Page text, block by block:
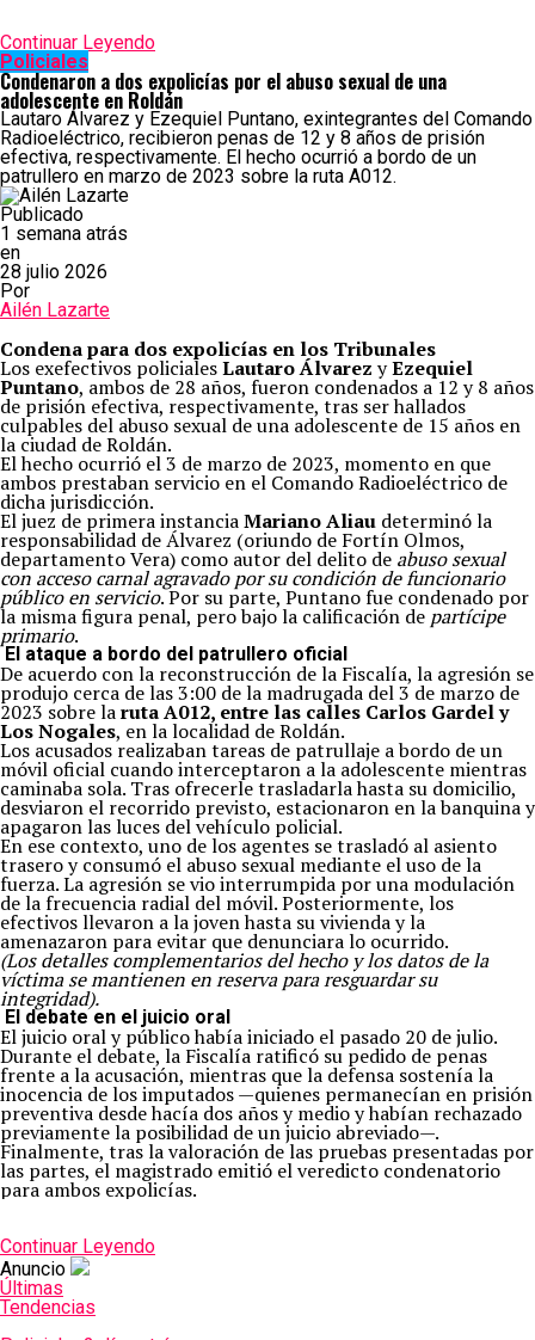
Continuar Leyendo
Policiales
Condenaron a dos expolicías por el abuso sexual de una
adolescente en Roldán
Lautaro Álvarez y Ezequiel Puntano, exintegrantes del Comando
Radioeléctrico, recibieron penas de 12 y 8 años de prisión
efectiva, respectivamente. El hecho ocurrió a bordo de un
patrullero en marzo de 2023 sobre la ruta A012.
Publicado
1 semana atrás
en
28 julio 2026
Por
Ailén Lazarte
Condena para dos expolicías en los Tribunales
Los exefectivos policialesLautaro Álvarez yEzequiel
Puntano, ambos de 28 años, fueron condenados a 12 y 8 años
de prisión efectiva, respectivamente, tras ser hallados
culpables del abuso sexual de una adolescente de 15 años en
la ciudad de Roldán.
El hecho ocurrió el 3 de marzo de 2023, momento en que
ambos prestaban servicio en el Comando Radioeléctrico de
dicha jurisdicción.
El juez de primera instanciaMariano Aliau determinó la
responsabilidad de Álvarez (oriundo de Fortín Olmos,
departamento Vera) como autor del delito de abuso sexual
con acceso carnal agravado por su condición de funcionario
público en servicio. Por su parte, Puntano fue condenado por
la misma figura penal, pero bajo la calificación de partícipe
primario.
El ataque a bordo del patrullero oficial
De acuerdo con la reconstrucción de la Fiscalía, la agresión se
produjo cerca de las 3:00 de la madrugada del 3 de marzo de
2023 sobre laruta A012, entre las calles Carlos Gardel y
Los Nogales, en la localidad de Roldán.
Los acusados realizaban tareas de patrullaje a bordo de un
móvil oficial cuando interceptaron a la adolescente mientras
caminaba sola. Tras ofrecerle trasladarla hasta su domicilio,
desviaron el recorrido previsto, estacionaron en la banquina y
apagaron las luces del vehículo policial.
En ese contexto, uno de los agentes se trasladó al asiento
trasero y consumó el abuso sexual mediante el uso de la
fuerza. La agresión se vio interrumpida por una modulación
de la frecuencia radial del móvil. Posteriormente, los
efectivos llevaron a la joven hasta su vivienda y la
amenazaron para evitar que denunciara lo ocurrido.
(Los detalles complementarios del hecho y los datos de la
víctima se mantienen en reserva para resguardar su
integridad).
El debate en el juicio oral
El juicio oral y público había iniciado el pasado 20 de julio.
Durante el debate, la Fiscalía ratificó su pedido de penas
frente a la acusación, mientras que la defensa sostenía la
inocencia de los imputados —quienes permanecían en prisión
preventiva desde hacía dos años y medio y habían rechazado
previamente la posibilidad de un juicio abreviado—.
Finalmente, tras la valoración de las pruebas presentadas por
las partes, el magistrado emitió el veredicto condenatorio
para ambos expolicías.
Continuar Leyendo
Anuncio
Últimas
Tendencias